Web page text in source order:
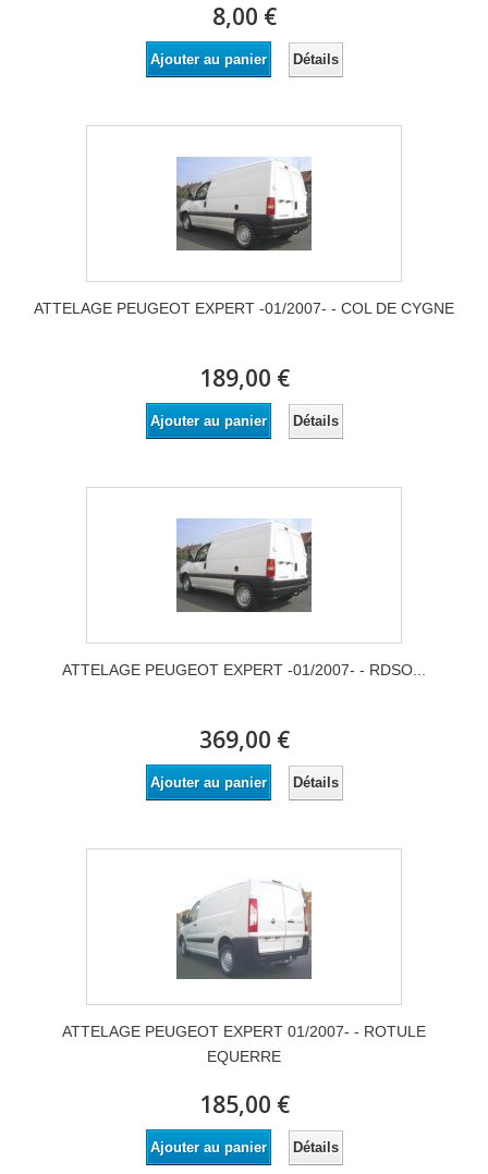
8,00 €
Ajouter au panier Détails
ATTELAGE PEUGEOT EXPERT -01/2007- - COL DE CYGNE
189,00 €
Ajouter au panier Détails
ATTELAGE PEUGEOT EXPERT -01/2007- - RDSO...
369,00 €
Ajouter au panier Détails
ATTELAGE PEUGEOT EXPERT 01/2007- - ROTULE
EQUERRE
185,00 €
Ajouter au panier Détails